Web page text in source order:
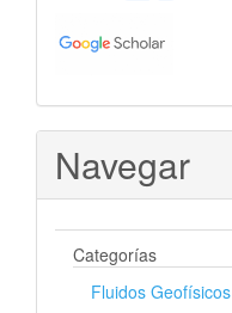
Navegar
Categorías
Fluidos Geofísicos